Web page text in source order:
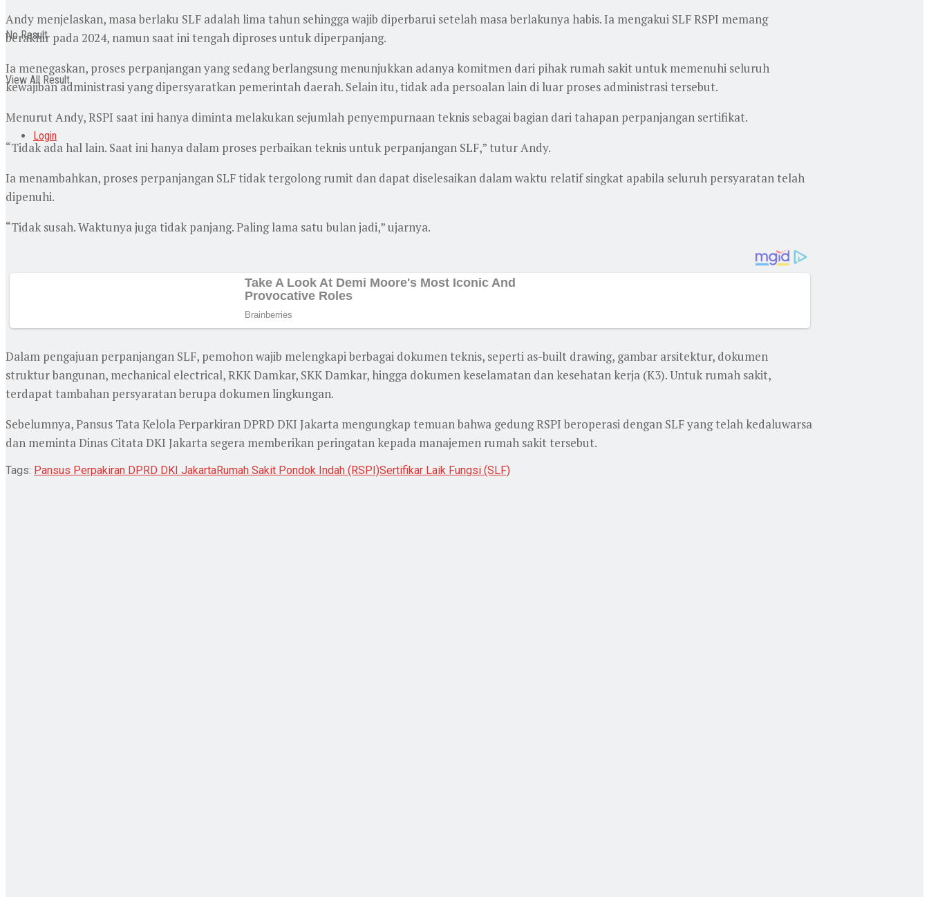
No Result
View All Result
Login
Andy menjelaskan, masa berlaku SLF adalah lima tahun sehingga wajib diperbarui setelah masa berlakunya habis. Ia mengakui SLF RSPI memang
berakhir pada 2024, namun saat ini tengah diproses untuk diperpanjang.
Ia menegaskan, proses perpanjangan yang sedang berlangsung menunjukkan adanya komitmen dari pihak rumah sakit untuk memenuhi seluruh
kewajiban administrasi yang dipersyaratkan pemerintah daerah. Selain itu, tidak ada persoalan lain di luar proses administrasi tersebut.
Menurut Andy, RSPI saat ini hanya diminta melakukan sejumlah penyempurnaan teknis sebagai bagian dari tahapan perpanjangan sertifikat.
“Tidak ada hal lain. Saat ini hanya dalam proses perbaikan teknis untuk perpanjangan SLF,” tutur Andy.
Ia menambahkan, proses perpanjangan SLF tidak tergolong rumit dan dapat diselesaikan dalam waktu relatif singkat apabila seluruh persyaratan telah
dipenuhi.
“Tidak susah. Waktunya juga tidak panjang. Paling lama satu bulan jadi,” ujarnya.
Dalam pengajuan perpanjangan SLF, pemohon wajib melengkapi berbagai dokumen teknis, seperti as-built drawing, gambar arsitektur, dokumen
struktur bangunan, mechanical electrical, RKK Damkar, SKK Damkar, hingga dokumen keselamatan dan kesehatan kerja (K3). Untuk rumah sakit,
terdapat tambahan persyaratan berupa dokumen lingkungan.
Sebelumnya, Pansus Tata Kelola Perparkiran DPRD DKI Jakarta mengungkap temuan bahwa gedung RSPI beroperasi dengan SLF yang telah kedaluwarsa
dan meminta Dinas Citata DKI Jakarta segera memberikan peringatan kepada manajemen rumah sakit tersebut.
Tags: Pansus Perpakiran DPRD DKI JakartaRumah Sakit Pondok Indah (RSPI)Sertifikar Laik Fungsi (SLF)